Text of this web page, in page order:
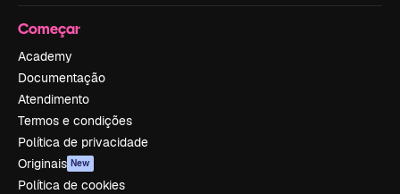
Começar
Academy
Documentação
Atendimento
Termos e condições
Política de privacidade
Originais New
Política de cookies